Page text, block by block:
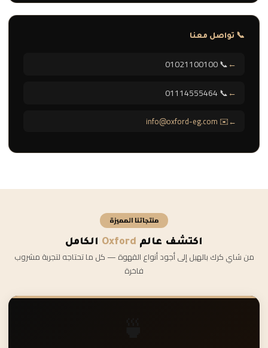
📞 تواصل معنا
📞 01021100100
📞 01114555464
✉️ info@oxford-eg.com
منتجاتنا المميزة
اكتشف عالم Oxford الكامل
من شاي كرك بالهيل إلى أجود أنواع القهوة — كل ما تحتاجه لتجربة مشروب
فاخرة